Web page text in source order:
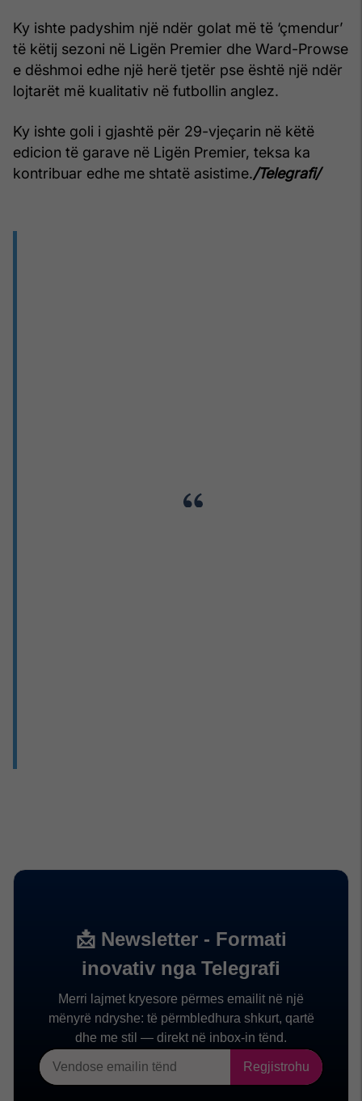
Ky ishte padyshim një ndër golat më të ‘çmendur’
të këtij sezoni në Ligën Premier dhe Ward-Prowse
e dëshmoi edhe një herë tjetër pse është një ndër
lojtarët më kualitativ në futbollin anglez.
Ky ishte goli i gjashtë për 29-vjeçarin në këtë
edicion të garave në Ligën Premier, teksa ka
kontribuar edhe me shtatë asistime./Telegrafi/